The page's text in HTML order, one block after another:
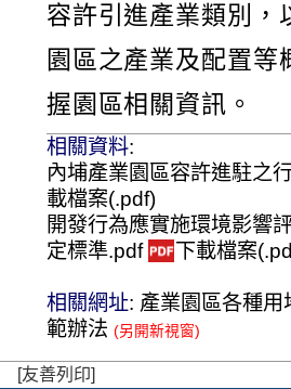
容許引進產業類別，
園區之產業及配置等
握園區相關資訊。
相關資料:
內埔產業園區容許進駐之
載檔案(.pdf)
開發行為應實施環境影響
定標準.pdf
下載檔案
相關網址: 產業園區各種用
範辦法
[友善列印]